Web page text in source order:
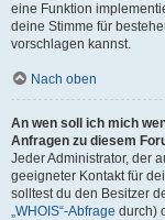
eine Funktion
deine Stimme für
vorschlagen kannst.
Nach oben
An wen soll ich mich
Anfragen zu diesem
Jeder Administrator, der
geeigneter Kontakt für
solltest du den Besitzer
„WHOIS“-Abfrage durch)